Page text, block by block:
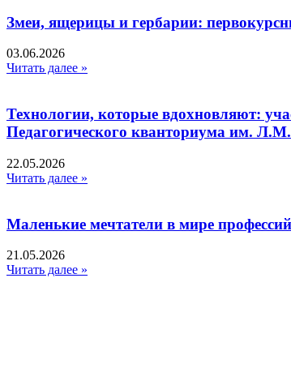
Змеи, ящерицы и гербарии:
03.06.2026
Читать далее »
Технологии, которые вдохновляют:
Педагогического кванториума им.
22.05.2026
Читать далее »
Маленькие мечтатели в мире
21.05.2026
Читать далее »